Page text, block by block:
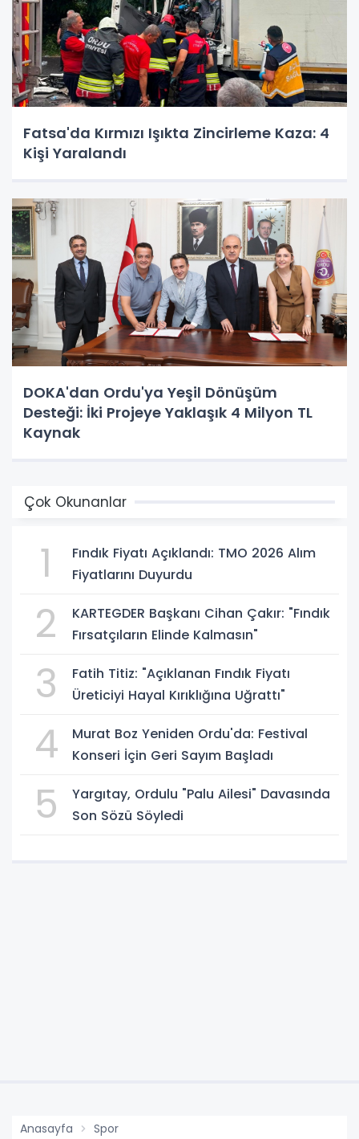
Fatsa'da Kırmızı Işıkta Zincirleme Kaza: 4
Kişi Yaralandı
DOKA'dan Ordu'ya Yeşil Dönüşüm
Desteği: İki Projeye Yaklaşık 4 Milyon TL
Kaynak
Çok Okunanlar
1
Fındık Fiyatı Açıklandı: TMO 2026 Alım
Fiyatlarını Duyurdu
2
KARTEGDER Başkanı Cihan Çakır: "Fındık
Fırsatçıların Elinde Kalmasın"
3
Fatih Titiz: "Açıklanan Fındık Fiyatı
Üreticiyi Hayal Kırıklığına Uğrattı"
4
Murat Boz Yeniden Ordu'da: Festival
Konseri İçin Geri Sayım Başladı
5
Yargıtay, Ordulu "Palu Ailesi" Davasında
Son Sözü Söyledi
Anasayfa Spor